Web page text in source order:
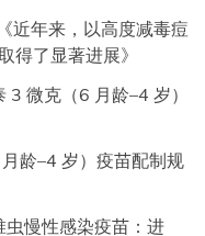
近年来，以高度减毒痘
得了显著进展》
3 微克（6 月龄–4 岁）
龄–4 岁）疫苗配制规
虫慢性感染疫苗：进